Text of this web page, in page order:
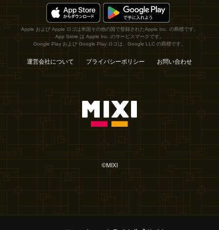
Apple および Apple ロゴは米国その他の国で登録されたApple Inc. の商標です。
App Store は Apple Inc. のサービスマークです。
Google Play および Google Play ロゴは、Google LLC の商標です。
運営会社について プライバシーポリシー お問い合わせ
©MIXI